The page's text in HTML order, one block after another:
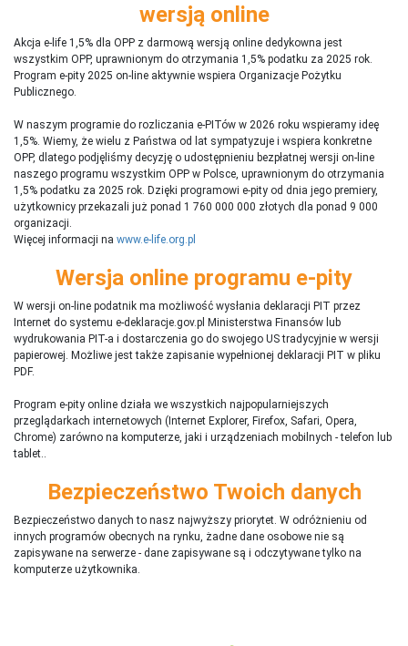
wersją online
Akcja e-life 1,5% dla OPP z darmową wersją online dedykowna jest
wszystkim OPP, uprawnionym do otrzymania 1,5% podatku za 2025 rok.
Program e-pity 2025 on-line aktywnie wspiera Organizacje Pożytku
Publicznego.
W naszym programie do rozliczania e-PITów w 2026 roku wspieramy ideę
1,5%. Wiemy, że wielu z Państwa od lat sympatyzuje i wspiera konkretne
OPP, dlatego podjęliśmy decyzję o udostępnieniu bezpłatnej wersji on-line
naszego programu wszystkim OPP w Polsce, uprawnionym do otrzymania
1,5% podatku za 2025 rok. Dzięki programowi e-pity od dnia jego premiery,
użytkownicy przekazali już ponad 1 760 000 000 złotych dla ponad 9 000
organizacji.
Więcej informacji na www.e-life.org.pl
Wersja online programu e-pity
W wersji on-line podatnik ma możliwość wysłania deklaracji PIT przez
Internet do systemu e-deklaracje.gov.pl Ministerstwa Finansów lub
wydrukowania PIT-a i dostarczenia go do swojego US tradycyjnie w wersji
papierowej. Możliwe jest także zapisanie wypełnionej deklaracji PIT w pliku
PDF.
Program e-pity online działa we wszystkich najpopularniejszych
przeglądarkach internetowych (Internet Explorer, Firefox, Safari, Opera,
Chrome) zarówno na komputerze, jaki i urządzeniach mobilnych - telefon lub
tablet..
Bezpieczeństwo Twoich danych
Bezpieczeństwo danych to nasz najwyższy priorytet. W odróżnieniu od
innych programów obecnych na rynku, żadne dane osobowe nie są
zapisywane na serwerze - dane zapisywane są i odczytywane tylko na
komputerze użytkownika.